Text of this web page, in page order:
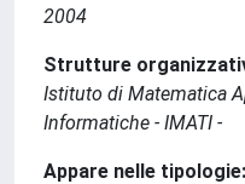
2004
Strutture
Istituto di Matematica
Informatiche - IMATI -
Appare nelle tipologie: